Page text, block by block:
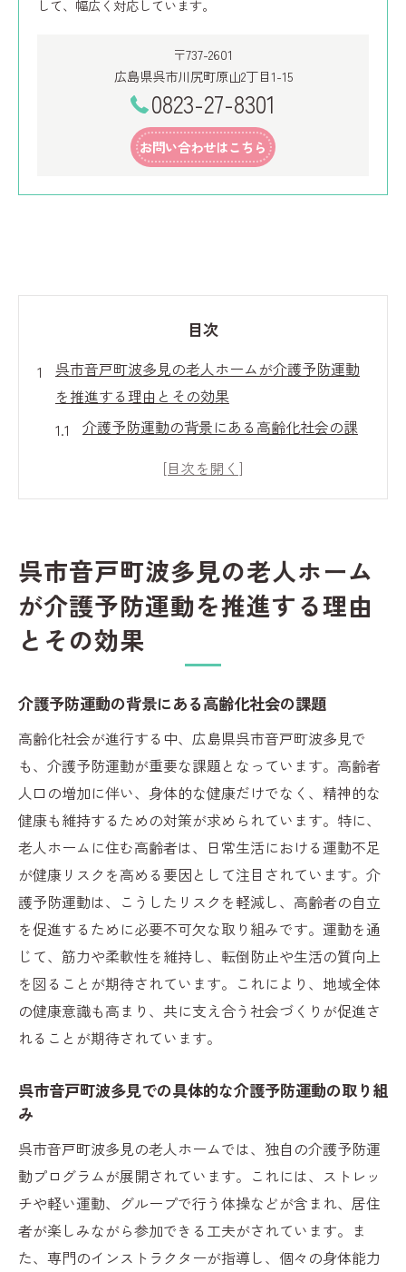
して、幅広く対応しています。
〒737-2601
広島県呉市川尻町原山2丁目1-15
0823-27-8301
お問い合わせはこちら
目次
呉市音戸町波多見の老人ホームが介護予防運動
を推進する理由とその効果
介護予防運動の背景にある高齢化社会の課
介護予防運動が生活の質を向上させる理由
地域コミュニティとの連携による相乗効果
介護予防運動の成果を示すデータと事例
地域密着型老人ホームの介護予防運動とは？呉
市音戸町波多見の取り組み
的
音戸町波多見の老人ホームで行われている
プログラム紹介
地域住民との協力による効果的な取り組み
地元の企業や団体とのパートナーシップの
重要性
介護予防運動におけるボランティアの役割
音戸町波多見の成功事例から学ぶポイント
住民の声から見る老人ホームの介護予防運動の
重要性とその成果
居住者の健康意識の変化と運動の影響
介護予防運動に参加した住民の感想と体験
家族の安心感を支える介護予防運動の効果
介護予防運動が心身に与えるポジティブな
影響
住民の声から学ぶプログラムの改善点
長期的な健康維持に寄与する運動の継続性
呉市音戸町波多見の老人ホーム
が介護予防運動を推進する理由
とその効果
介護予防運動の背景にある高齢化社会の課題
高齢化社会が進行する中、広島県呉市音戸町波多見で
も、介護予防運動が重要な課題となっています。高齢者
人口の増加に伴い、身体的な健康だけでなく、精神的な
健康も維持するための対策が求められています。特に、
老人ホームに住む高齢者は、日常生活における運動不足
が健康リスクを高める要因として注目されています。介
護予防運動は、こうしたリスクを軽減し、高齢者の自立
を促進するために必要不可欠な取り組みです。運動を通
じて、筋力や柔軟性を維持し、転倒防止や生活の質向上
を図ることが期待されています。これにより、地域全体
の健康意識も高まり、共に支え合う社会づくりが促進さ
れることが期待されています。
呉市音戸町波多見での具体的な介護予防運動の取り組
み
呉市音戸町波多見の老人ホームでは、独自の介護予防運
動プログラムが展開されています。これには、ストレッ
チや軽い運動、グループで行う体操などが含まれ、居住
者が楽しみながら参加できる工夫がされています。ま
た、専門のインストラクターが指導し、個々の身体能力